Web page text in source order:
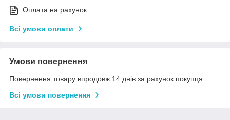
Оплата на рахунок
Всі умови оплати
Умови повернення
Повернення товару впродовж 14 днів за рахунок покупця
Всі умови повернення